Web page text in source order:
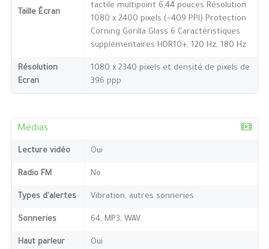
Taille Écran
tactile multipoint 6,44 pouces Résolution
1080 x 2400 pixels (~409 PPI) Protection
Corning Gorilla Glass 6 Caractéristiques
supplémentaires HDR10+, 120 Hz, 180 Hz
Résolution
Ecran
1080 x 2340 pixels et densité de pixels de
396 ppp
Médias
Lecture vidéo Oui
Radio FM No
Types d'alertes Vibration, autres sonneries
Sonneries 64, MP3, WAV
Haut parleur Oui